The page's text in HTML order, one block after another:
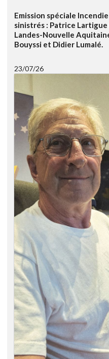
Emission spéciale
sinistrés : Patrice
Landes-Nouvelle
Bouyssi et Didier Lumalé.
23/07/26